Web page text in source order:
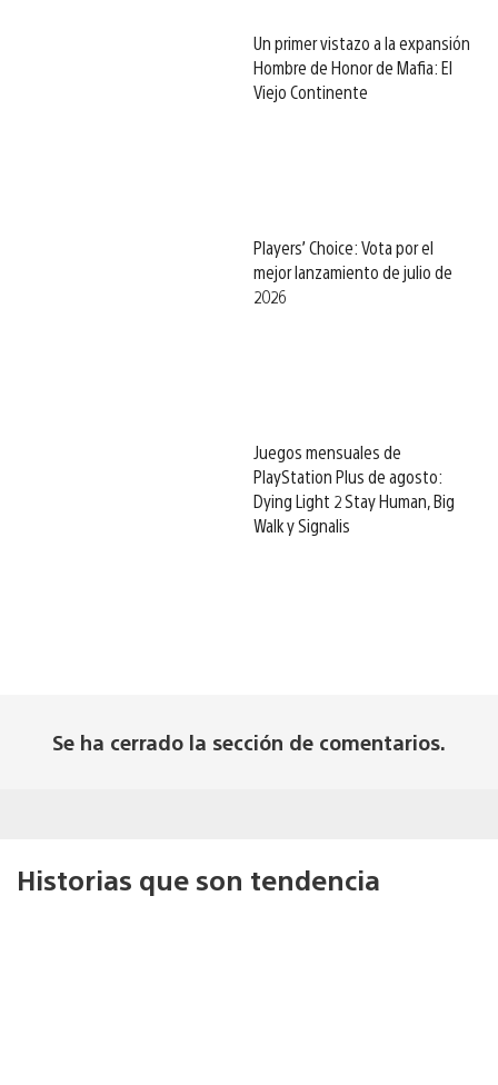
Un primer vistazo a la expansión
Hombre de Honor de Mafia: El
Viejo Continente
Players’ Choice: Vota por el
mejor lanzamiento de julio de
2026
Juegos mensuales de
PlayStation Plus de agosto:
Dying Light 2 Stay Human, Big
Walk y Signalis
Se ha cerrado la sección de comentarios.
Historias que son tendencia